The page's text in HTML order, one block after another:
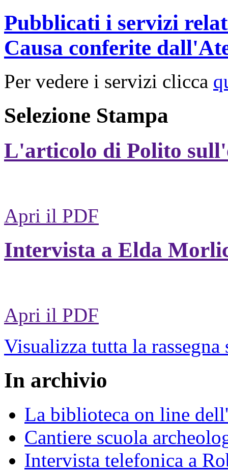
Pubblicati i servizi
Causa conferite
Per vedere i servizi clicca
Selezione Stampa
L'articolo di Polito
Apri il PDF
Intervista a Elda
Apri il PDF
Visualizza tutta la rassegna
In archivio
La biblioteca on line
Cantiere scuola
Intervista telefonica a